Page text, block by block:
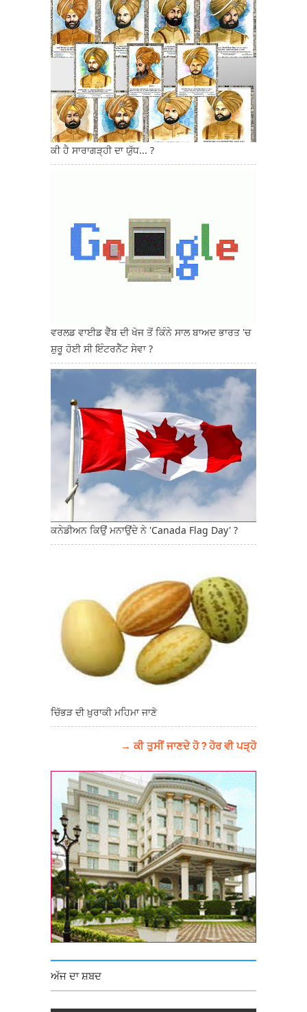
ਕੀ ਹੈ ਸਾਰਾਗੜ੍ਹੀ ਦਾ ਯੁੱਧ... ?
ਵਰਲਡ ਵਾਈਡ ਵੈੱਬ ਦੀ ਖੋਜ ਤੋਂ ਕਿੰਨੇ ਸਾਲ ਬਾਅਦ ਭਾਰਤ 'ਚ
ਸ਼ੁਰੂ ਹੋਈ ਸੀ ਇੰਟਰਨੈੱਟ ਸੇਵਾ ?
ਕਨੇਡੀਅਨ ਕਿਉਂ ਮਨਾਉਂਦੇ ਨੇ 'Canada Flag Day' ?
ਚਿੱਭੜ ਦੀ ਖ਼ੁਰਾਕੀ ਮਹਿਮਾ ਜਾਣੋ
→ ਕੀ ਤੁਸੀਂ ਜਾਣਦੇ ਹੋ ? ਹੋਰ ਵੀ ਪੜ੍ਹੋ
ਅੱਜ ਦਾ ਸ਼ਬਦ